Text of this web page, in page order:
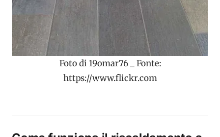
Foto di 19omar76 _ Fonte:
https://www.flickr.com